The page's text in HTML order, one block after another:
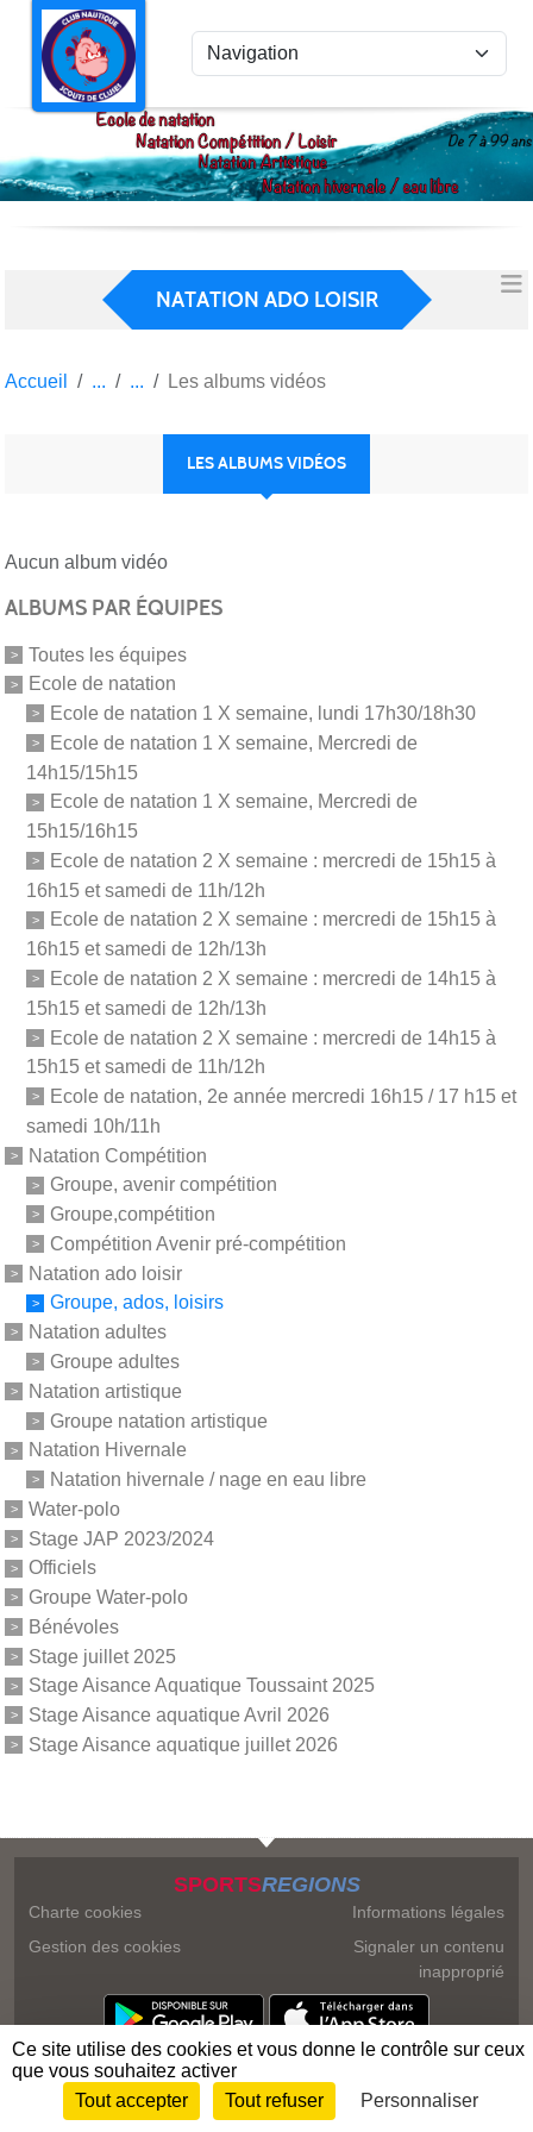
NATATION ADO LOISIR
Accueil Les albums vidéos
LES ALBUMS VIDÉOS
Aucun album vidéo
ALBUMS PAR ÉQUIPES
Toutes les équipes
Ecole de natation
Ecole de natation 1 X semaine, lundi 17h30/18h30
Ecole de natation 1 X semaine, Mercredi de
14h15/15h15
Ecole de natation 1 X semaine, Mercredi de
15h15/16h15
Ecole de natation 2 X semaine : mercredi de 15h15 à
16h15 et samedi de 11h/12h
Ecole de natation 2 X semaine : mercredi de 15h15 à
16h15 et samedi de 12h/13h
Ecole de natation 2 X semaine : mercredi de 14h15 à
15h15 et samedi de 12h/13h
Ecole de natation 2 X semaine : mercredi de 14h15 à
15h15 et samedi de 11h/12h
Ecole de natation, 2e année mercredi 16h15 / 17 h15 et
samedi 10h/11h
Natation Compétition
Groupe, avenir compétition
Groupe,compétition
Compétition Avenir pré-compétition
Natation ado loisir
Groupe, ados, loisirs
Natation adultes
Groupe adultes
Natation artistique
Groupe natation artistique
Natation Hivernale
Natation hivernale / nage en eau libre
Water-polo
Stage JAP 2023/2024
Officiels
Groupe Water-polo
Bénévoles
Stage juillet 2025
Stage Aisance Aquatique Toussaint 2025
Stage Aisance aquatique Avril 2026
Stage Aisance aquatique juillet 2026
SPORTSREGIONS
Charte cookies
Gestion des cookies
Informations légales
Signaler un contenu
inapproprié
Envie de participer ? Connexion
Panneau de gestion des cookies
Ce site utilise des cookies et vous donne le contrôle sur ceux
que vous souhaitez activer
Tout accepter
Tout refuser Personnaliser